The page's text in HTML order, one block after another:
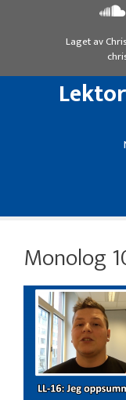
Laget av
Monolog